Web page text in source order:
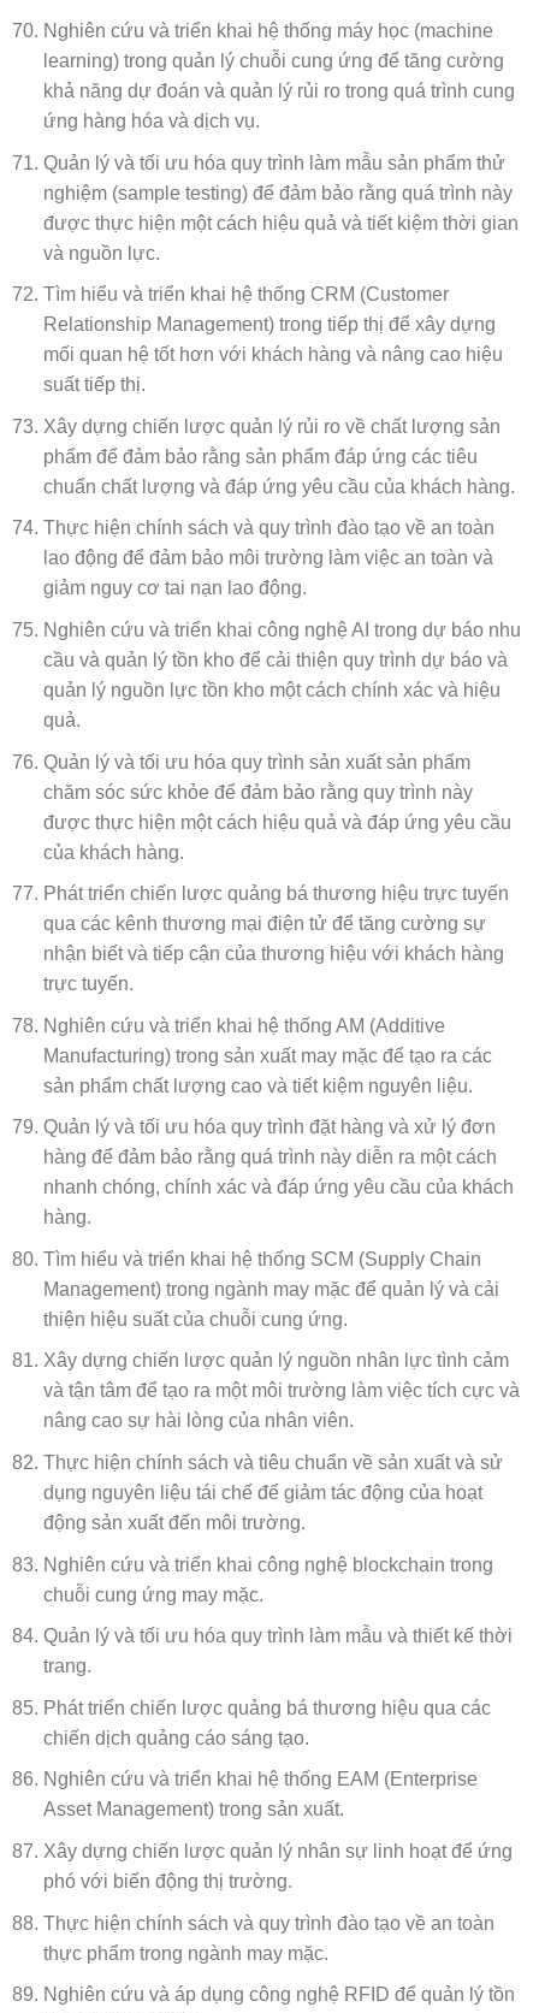
Nghiên cứu và triển khai hệ thống máy học (machine
learning) trong quản lý chuỗi cung ứng để tăng cường
khả năng dự đoán và quản lý rủi ro trong quá trình cung
ứng hàng hóa và dịch vụ.
Quản lý và tối ưu hóa quy trình làm mẫu sản phẩm thử
nghiệm (sample testing) để đảm bảo rằng quá trình này
được thực hiện một cách hiệu quả và tiết kiệm thời gian
và nguồn lực.
Tìm hiểu và triển khai hệ thống CRM (Customer
Relationship Management) trong tiếp thị để xây dựng
mối quan hệ tốt hơn với khách hàng và nâng cao hiệu
suất tiếp thị.
Xây dựng chiến lược quản lý rủi ro về chất lượng sản
phẩm để đảm bảo rằng sản phẩm đáp ứng các tiêu
chuẩn chất lượng và đáp ứng yêu cầu của khách hàng.
Thực hiện chính sách và quy trình đào tạo về an toàn
lao động để đảm bảo môi trường làm việc an toàn và
giảm nguy cơ tai nạn lao động.
Nghiên cứu và triển khai công nghệ AI trong dự báo nhu
cầu và quản lý tồn kho để cải thiện quy trình dự báo và
quản lý nguồn lực tồn kho một cách chính xác và hiệu
quả.
Quản lý và tối ưu hóa quy trình sản xuất sản phẩm
chăm sóc sức khỏe để đảm bảo rằng quy trình này
được thực hiện một cách hiệu quả và đáp ứng yêu cầu
của khách hàng.
Phát triển chiến lược quảng bá thương hiệu trực tuyến
qua các kênh thương mại điện tử để tăng cường sự
nhận biết và tiếp cận của thương hiệu với khách hàng
trực tuyến.
Nghiên cứu và triển khai hệ thống AM (Additive
Manufacturing) trong sản xuất may mặc để tạo ra các
sản phẩm chất lượng cao và tiết kiệm nguyên liệu.
Quản lý và tối ưu hóa quy trình đặt hàng và xử lý đơn
hàng để đảm bảo rằng quá trình này diễn ra một cách
nhanh chóng, chính xác và đáp ứng yêu cầu của khách
hàng.
Tìm hiểu và triển khai hệ thống SCM (Supply Chain
Management) trong ngành may mặc để quản lý và cải
thiện hiệu suất của chuỗi cung ứng.
Xây dựng chiến lược quản lý nguồn nhân lực tình cảm
và tận tâm để tạo ra một môi trường làm việc tích cực và
nâng cao sự hài lòng của nhân viên.
Thực hiện chính sách và tiêu chuẩn về sản xuất và sử
dụng nguyên liệu tái chế để giảm tác động của hoạt
động sản xuất đến môi trường.
Nghiên cứu và triển khai công nghệ blockchain trong
chuỗi cung ứng may mặc.
Quản lý và tối ưu hóa quy trình làm mẫu và thiết kế thời
trang.
Phát triển chiến lược quảng bá thương hiệu qua các
chiến dịch quảng cáo sáng tạo.
Nghiên cứu và triển khai hệ thống EAM (Enterprise
Asset Management) trong sản xuất.
Xây dựng chiến lược quản lý nhân sự linh hoạt để ứng
phó với biến động thị trường.
Thực hiện chính sách và quy trình đào tạo về an toàn
thực phẩm trong ngành may mặc.
Nghiên cứu và áp dụng công nghệ RFID để quản lý tồn